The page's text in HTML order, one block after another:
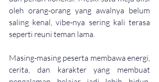
oleh orang-orang yang awalnya belum
saling kenal, vibe-nya sering kali terasa
seperti reuni teman lama.
Masing-masing peserta membawa energi,
cerita, dan karakter yang membuat